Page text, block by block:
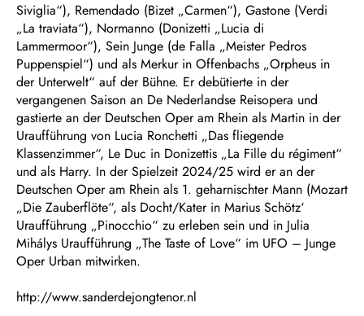
Siviglia“), Remendado (Bizet „Carmen“), Gastone (Verdi
„La traviata“), Normanno (Donizetti „Lucia di
Lammermoor“), Sein Junge (de Falla „Meister Pedros
Puppenspiel“) und als Merkur in Offenbachs „Orpheus in
der Unterwelt“ auf der Bühne. Er debütierte in der
vergangenen Saison an De Nederlandse Reisopera und
gastierte an der Deutschen Oper am Rhein als Martin in der
Uraufführung von Lucia Ronchetti „Das fliegende
Klassenzimmer“, Le Duc in Donizettis „La Fille du régiment“
und als Harry. In der Spielzeit 2024/25 wird er an der
Deutschen Oper am Rhein als 1. geharnischter Mann (Mozart
„Die Zauberflöte“, als Docht/Kater in Marius Schötz‘
Uraufführung „Pinocchio“ zu erleben sein und in Julia
Mihálys Uraufführung „The Taste of Love“ im UFO – Junge
Oper Urban mitwirken.
http://www.sanderdejongtenor.nl